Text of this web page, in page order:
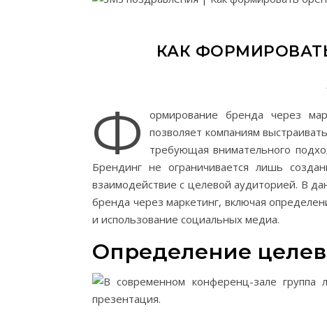
КАК
Ф
ормирование бренда через
позволяет компаниям
требующая внимательного
Брендинг не ограничивается лишь
взаимодействие с целевой аудиторией. В
бренда через маркетинг, включая
и использование социальных медиа.
Определение